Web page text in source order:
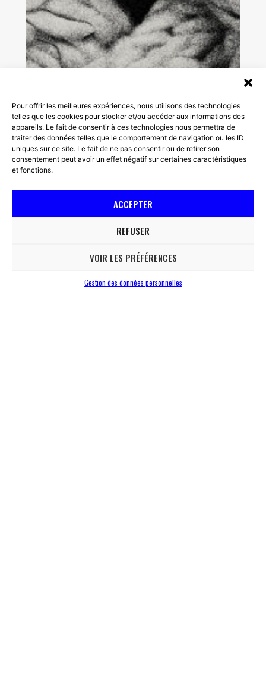
Pour offrir les meilleures expériences, nous utilisons des technologies
telles que les cookies pour stocker et/ou accéder aux informations des
appareils. Le fait de consentir à ces technologies nous permettra de
traiter des données telles que le comportement de navigation ou les ID
uniques sur ce site. Le fait de ne pas consentir ou de retirer son
consentement peut avoir un effet négatif sur certaines caractéristiques
et fonctions.
ACCEPTER
REFUSER
VOIR LES PRÉFÉRENCES
Gestion des données personnelles